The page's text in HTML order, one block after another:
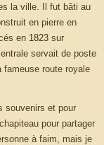
la ville. Il fut bâti au
en pierre en
en 1823 sur
servait de poste
fameuse route royale
souvenirs et pour
pour partager
à faim, mais je